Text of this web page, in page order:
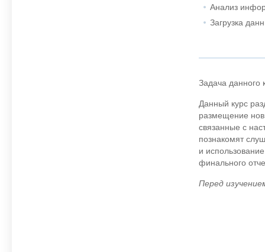
Анализ
Загрузка
Задача данного
Данный курс
размещение
связанные с
познакомят
и
финального
Перед